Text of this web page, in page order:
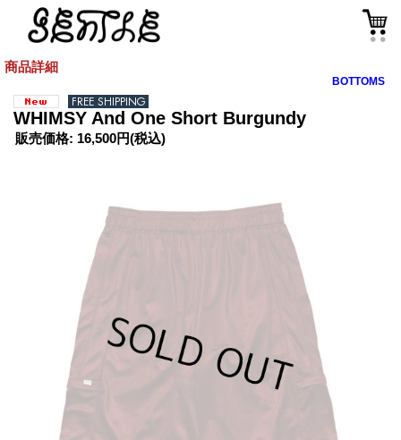
商品詳細
BOTTOMS
WHIMSY And One Short Burgundy
販売価格: 16,500円(税込)